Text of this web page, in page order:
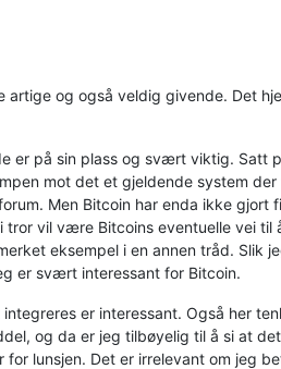
artige og også veldig givende. Det
er på sin plass og svært viktig. Satt
mot det et gjeldende system
Men Bitcoin har enda ikke
vil være Bitcoins eventuelle vei
eksempel i en annen tråd. Slik
er svært interessant for Bitcoin.
er interessant. Også her
og da er jeg tilbøyelig til å si at
lunsjen. Det er irrelevant om jeg